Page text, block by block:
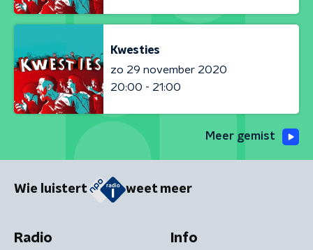
Kwesties
zo 29 november 2020
20:00 - 21:00
Meer gemist
Wie luistert weet meer
Radio Info